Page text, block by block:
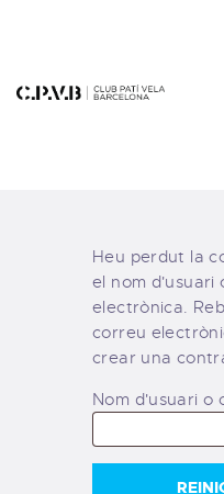
REGATES
CONTACTE
Heu perdut la
el nom d'usuari
electrònica.
correu
crear una
Nom d'usuari o